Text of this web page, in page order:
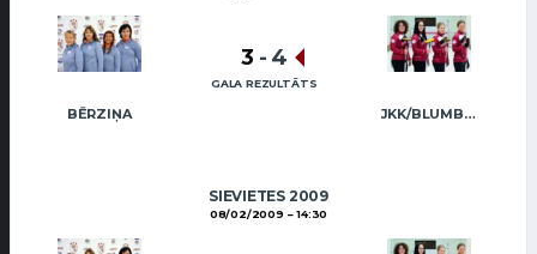
BĒRZIŅA JKK/BLUMBERGA-BĒRZIŅA
3 - 4
GALA REZULTĀTS
SIEVIETES 2009
08/02/2009 14:30